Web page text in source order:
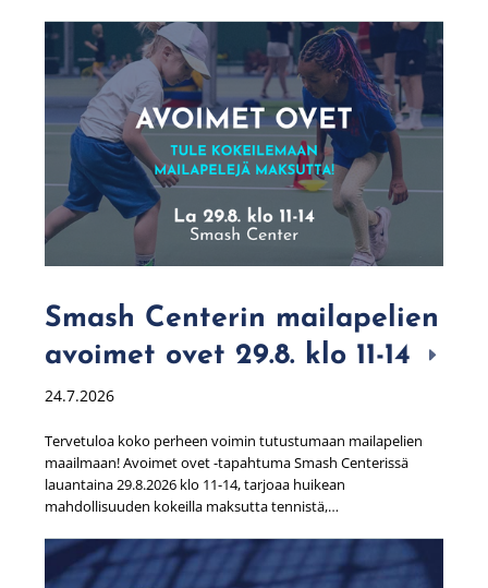
Smash Centerin mailapelien
avoimet ovet 29.8. klo 11-14
24.7.2026
Tervetuloa koko perheen voimin tutustumaan mailapelien
maailmaan! Avoimet ovet -tapahtuma Smash Centerissä
lauantaina 29.8.2026 klo 11-14, tarjoaa huikean
mahdollisuuden kokeilla maksutta tennistä,…